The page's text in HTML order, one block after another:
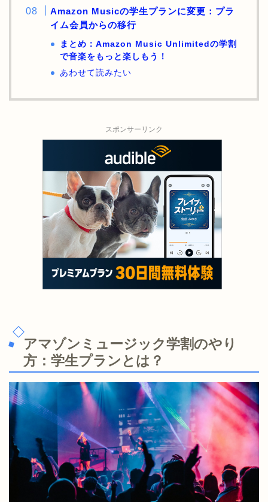
Amazon Musicの学生プランに変更：プラ
イム会員からの移行
まとめ：Amazon Music Unlimitedの学割
で音楽をもっと楽しもう！
あわせて読みたい
スポンサーリンク
アマゾンミュージック学割のやり
方：学生プランとは？